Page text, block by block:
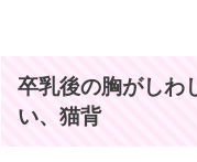
卒乳後の胸がしわ
い、猫背